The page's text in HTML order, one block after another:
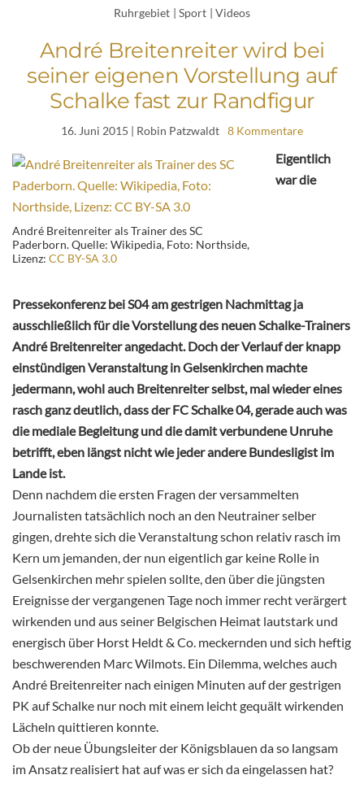
Ruhrgebiet | Sport | Videos
André Breitenreiter wird bei
seiner eigenen Vorstellung auf
Schalke fast zur Randfigur
16. Juni 2015 | Robin Patzwaldt 8 Kommentare
André Breitenreiter als Trainer des SC
Paderborn. Quelle: Wikipedia, Foto: Northside,
Lizenz: CC BY-SA 3.0
Eigentlich
war die
Pressekonferenz bei S04 am gestrigen Nachmittag ja
ausschließlich für die Vorstellung des neuen Schalke-Trainers
André Breitenreiter angedacht. Doch der Verlauf der knapp
einstündigen Veranstaltung in Gelsenkirchen machte
jedermann, wohl auch Breitenreiter selbst, mal wieder eines
rasch ganz deutlich, dass der FC Schalke 04, gerade auch was
die mediale Begleitung und die damit verbundene Unruhe
betrifft, eben längst nicht wie jeder andere Bundesligist im
Lande ist.
Denn nachdem die ersten Fragen der versammelten
Journalisten tatsächlich noch an den Neutrainer selber
gingen, drehte sich die Veranstaltung schon relativ rasch im
Kern um jemanden, der nun eigentlich gar keine Rolle in
Gelsenkirchen mehr spielen sollte, den über die jüngsten
Ereignisse der vergangenen Tage noch immer recht verärgert
wirkenden und aus seiner Belgischen Heimat lautstark und
energisch über Horst Heldt & Co. meckernden und sich heftig
beschwerenden Marc Wilmots. Ein Dilemma, welches auch
André Breitenreiter nach einigen Minuten auf der gestrigen
PK auf Schalke nur noch mit einem leicht gequält wirkenden
Lächeln quittieren konnte.
Ob der neue Übungsleiter der Königsblauen da so langsam
im Ansatz realisiert hat auf was er sich da eingelassen hat?